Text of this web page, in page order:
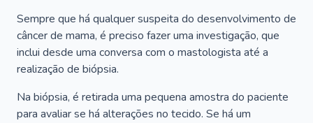
Sempre que há qualquer suspeita do desenvolvimento de
câncer de mama, é preciso fazer uma investigação, que
inclui desde uma conversa com o mastologista até a
realização de biópsia.
Na biópsia, é retirada uma pequena amostra do paciente
para avaliar se há alterações no tecido. Se há um